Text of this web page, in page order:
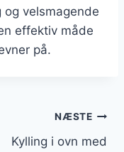
velsmagende
effektiv måde
på.
NÆSTE
Kylling i ovn med